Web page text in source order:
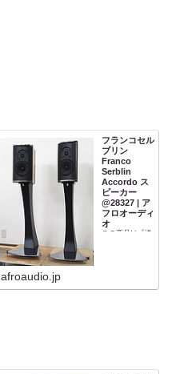
フランコセル
ブリン
Franco
Serblin
Accordo ス
ピーカー
@28327 | ア
フロオーディ
オ
この商品は『送
afroaudio.jp